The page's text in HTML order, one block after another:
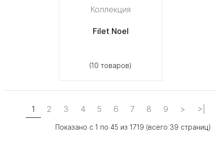
Коллекция
Filet Noel
(10 товаров)
1 2 3 4 5 6 7 8 9 > >|
Показано с 1 по 45 из 1719 (всего 39 страниц)